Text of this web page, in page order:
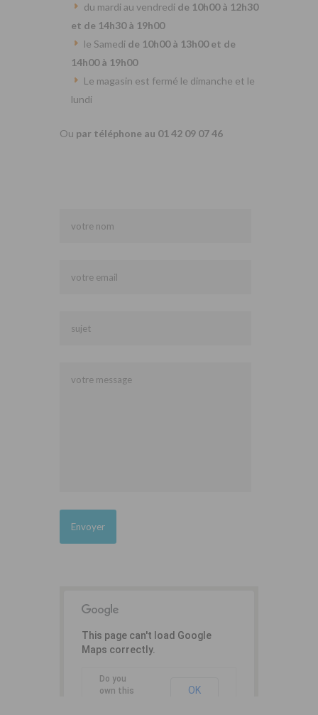
du mardi au vendredi de 10h00 à 12h30
et de 14h30 à 19h00
le Samedi de 10h00 à 13h00 et de
14h00 à 19h00
Le magasin est fermé le dimanche et le
lundi
Ou par téléphone au 01 42 09 07 46
This page can't load Google
Maps correctly.
Do you
own this
OK